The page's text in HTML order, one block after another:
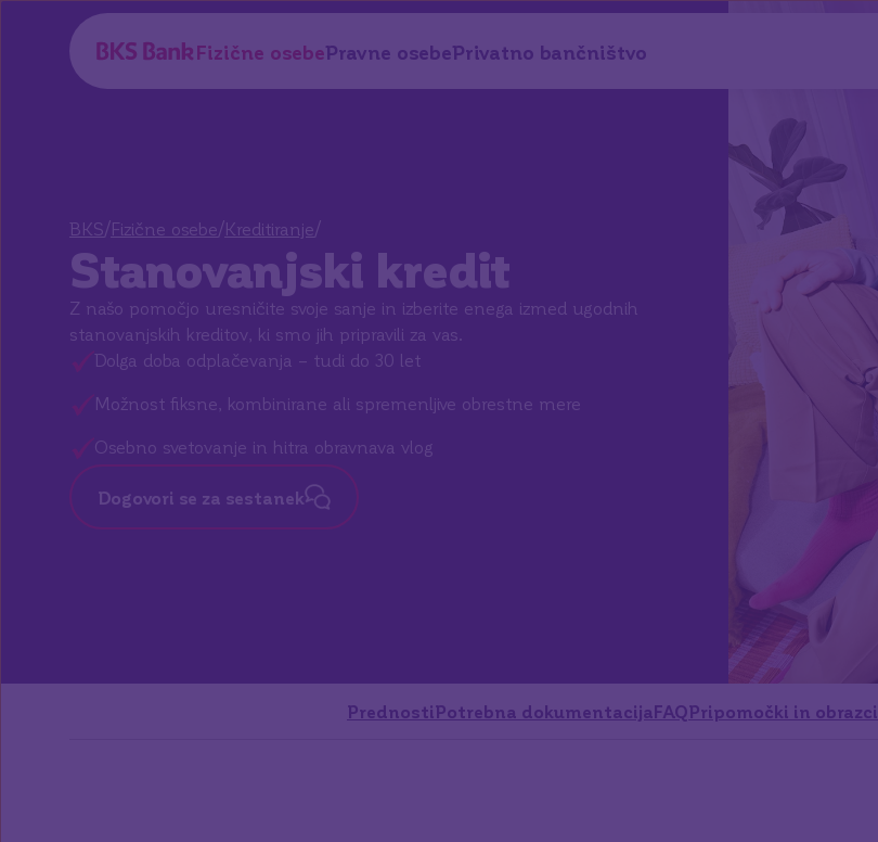
vsebino
Fizične osebePravne osebePrivatno bančništvo
BKS/Fizične osebe/Kreditiranje/
Stanovanjski kredit
Z našo pomočjo uresničite svoje sanje in izberite enega izmed ugodnih
stanovanjskih kreditov, ki smo jih pripravili za vas.
Dolga doba odplačevanja – tudi do 30 let
Možnost fiksne, kombinirane ali spremenljive obrestne mere
Osebno svetovanje in hitra obravnava vlog
Dogovori se za sestanek
PrednostiPotrebna dokumentacijaFAQPripomočki in obrazci